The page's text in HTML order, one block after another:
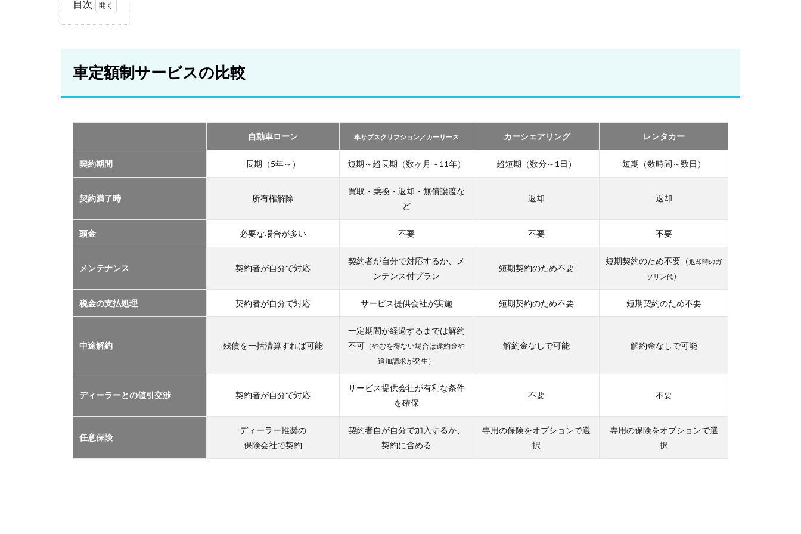
目次
制
ー
ス
比
較
2
おす
の定
額制
サー
TOP
2.1
車サ
クリ
マイ
カー
ス
2.3
車定額制サービスの比較
自動車ローン 車サブスクリプション／カーリース カーシェアリング レンタカー
契約期間 長期（5年～） 短期～超長期（数ヶ月～11年） 超短期（数分～1日） 短期（数時間～数日）
契約満了時 所有権解除
買取・乗換・返却・無償譲渡な
ど
返却 返却
頭金 必要な場合が多い 不要 不要 不要
メンテナンス 契約者が自分で対応
契約者が自分で対応するか、メ
ンテンス付プラン
短期契約のため不要
短期契約のため不要（返却時のガ
ソリン代）
税金の支払処理 契約者が自分で対応 サービス提供会社が実施 短期契約のため不要 短期契約のため不要
中途解約 残債を一括清算すれば可能
一定期間が経過するまでは解約
不可（やむを得ない場合は違約金や
追加請求が発生）
解約金なしで可能 解約金なしで可能
ディーラーとの値引交渉 契約者が自分で対応
サービス提供会社が有利な条件
を確保
不要 不要
任意保険
ディーラー推奨の
保険会社で契約
契約者自が自分で加入するか、
契約に含める
専用の保険をオプションで選
択
専用の保険をオプションで選
択